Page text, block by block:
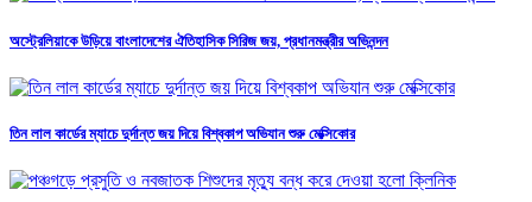
অস্ট্রেলিয়াকে উড়িয়ে বাংলাদেশের ঐতিহাসিক সিরিজ জয়, প্রধানমন্ত্রীর অভিনন্দন
তিন লাল কার্ডের ম্যাচে দুর্দান্ত জয় দিয়ে বিশ্বকাপ অভিযান শুরু মেক্সিকোর